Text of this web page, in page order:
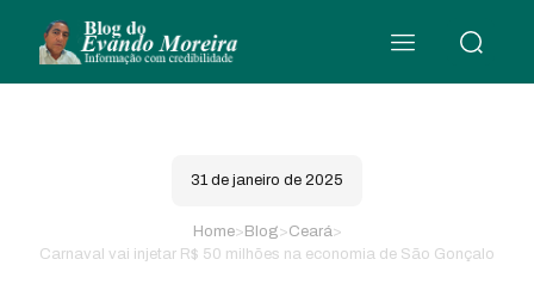
31 de janeiro de 2025
Home> Blog>Ceará>
Carnaval vai injetar R$ 50 milhões na economia de São Gonçalo